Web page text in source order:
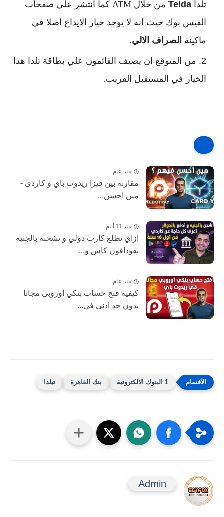
تلدا Telda
من خلال ATM كما انتشر علي صفحات
الفيس بوك حيث انه لا يوجد خيار الايداع اصلا في
ماكينة الصراف الالي.
من المتوقع ان يضيف القائمون علي بطاقة تلدا هذا
الخيار في المستقبل القريب.
منذ عام
مقارنة بين فيزا ريدوت باي و كاردي -
مين احسن...
منذ 11 أيام
ازاي تطلع كارت دولي و تشحنه بالجنيه
بفودافون كاش و...
منذ عام
كيفية فتح حساب بنكي اوروبي مجانا
بدون حد ادني في...
1 البنوك الالكترونية بنك القاهرة تيلدا
Admin